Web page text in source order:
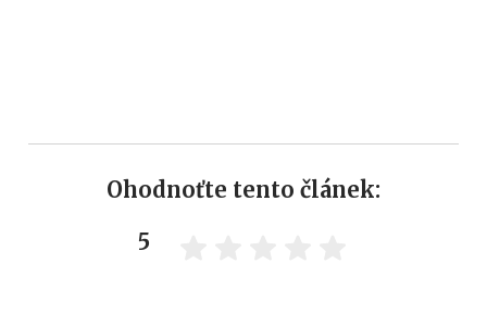
Ohodnoťte tento článek:
5